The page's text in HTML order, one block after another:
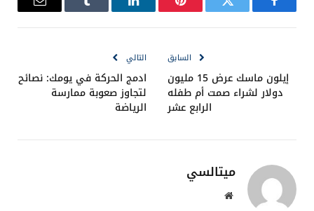
فيسبوك تويتر بينتيريستلينكدإن Tumblr
البريد
السابق
إيلون ماسك عرض 15 مليون
دولار لشراء صمت أم طفله
الرابع عشر
التالي
ادمج الحركة في يومك: نصائح
لتجاوز صعوبة ممارسة
الرياضة
ميتالسي
موقع